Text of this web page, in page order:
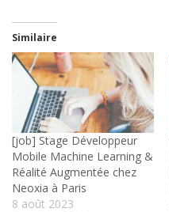
Similaire
[job] Stage Développeur
Mobile Machine Learning &
Réalité Augmentée chez
Neoxia à Paris
8 août 2023